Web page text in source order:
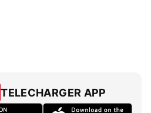
TELECHARGER APP